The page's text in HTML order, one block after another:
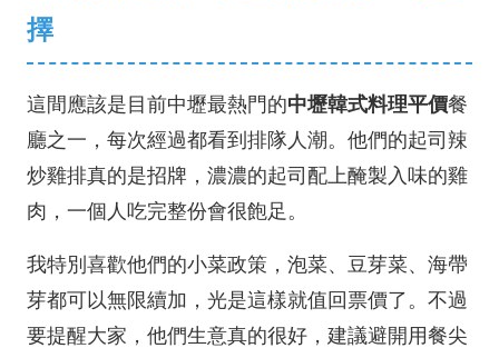
擇
這間應該是目前中壢最熱門的中壢韓式料理平價餐
廳之一，每次經過都看到排隊人潮。他們的起司辣
炒雞排真的是招牌，濃濃的起司配上醃製入味的雞
肉，一個人吃完整份會很飽足。
我特別喜歡他們的小菜政策，泡菜、豆芽菜、海帶
芽都可以無限續加，光是這樣就值回票價了。不過
要提醒大家，他們生意真的很好，建議避開用餐尖